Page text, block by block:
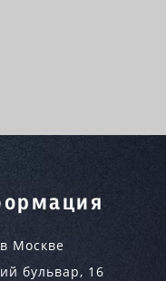
Москве
бульвар, 16